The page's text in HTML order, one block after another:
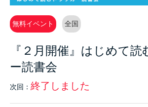
無料イベント 全国
『２月開催』はじめて読
ー読書会
次回： 終了しました